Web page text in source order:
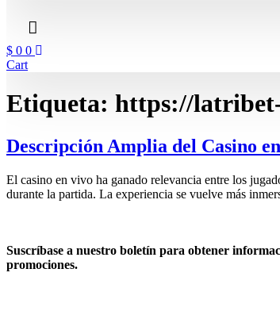
$ 0 0
Cart
Etiqueta: https://
Descripción Amplia del Casino
El casino en vivo ha ganado relevancia entre los
durante la partida. La experiencia se vuelve más
Suscríbase a nuestro boletín para obtener
promociones.